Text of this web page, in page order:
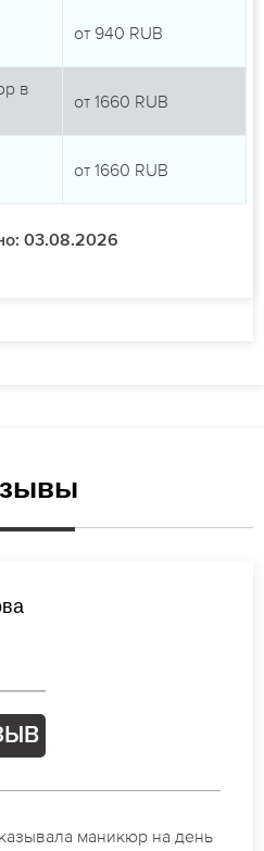
от 940 RUB
в
от 1660 RUB
от 1660 RUB
03.08.2026
своего дела по